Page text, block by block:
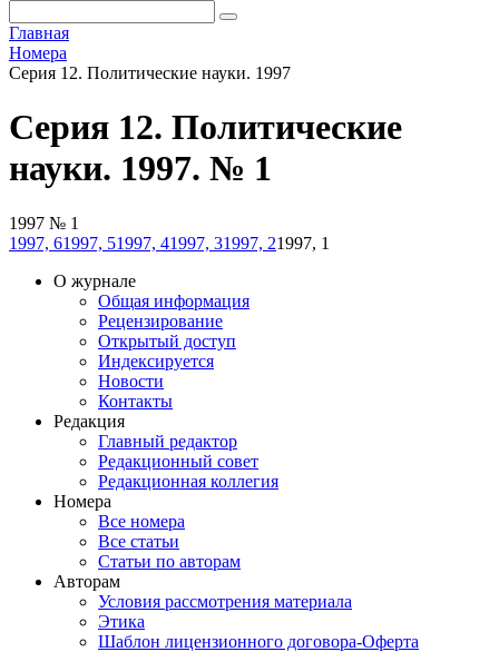
Главная
Номера
Серия 12. Политические науки. 1997
Серия 12. Политические
науки. 1997. № 1
1997 № 1
1997, 61997, 51997, 41997, 31997, 21997, 1
О журнале
Общая информация
Рецензирование
Открытый доступ
Индексируется
Новости
Контакты
Редакция
Главный редактор
Редакционный совет
Редакционная коллегия
Номера
Все номера
Все статьи
Статьи по авторам
Авторам
Условия рассмотрения материала
Этика
Шаблон лицензионного договора-Оферта